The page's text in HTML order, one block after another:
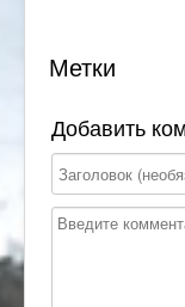
Метки
Добавить